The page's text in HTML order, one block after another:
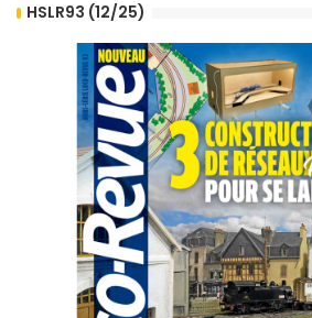
HSLR93 (12/25)